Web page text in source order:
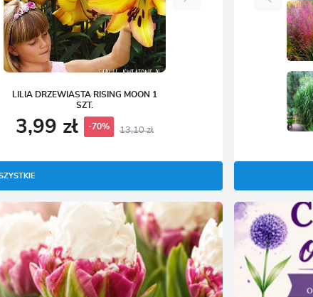
LILIA DRZEWIASTA RISING MOON 1
SZT.
3,99 zł -70% 13,10 zł